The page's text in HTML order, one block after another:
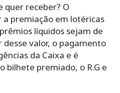
quer receber? O
premiação em lotéricas
líquidos sejam de
desse valor, o pagamento
da Caixa e é
bilhete premiado, o R.G e